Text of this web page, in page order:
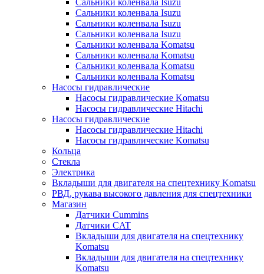
Сальники коленвала Isuzu
Сальники коленвала Isuzu
Сальники коленвала Isuzu
Сальники коленвала Isuzu
Сальники коленвала Komatsu
Сальники коленвала Komatsu
Сальники коленвала Komatsu
Сальники коленвала Komatsu
Насосы гидравлические
Насосы гидравлические Komatsu
Насосы гидравлические Hitachi
Насосы гидравлические
Насосы гидравлические Hitachi
Насосы гидравлические Komatsu
Кольца
Стекла
Электрика
Вкладыши для двигателя на спецтехнику Komatsu
РВД, рукава высокого давления для спецтехники
Магазин
Датчики Cummins
Датчики CAT
Вкладыши для двигателя на спецтехнику
Komatsu
Вкладыши для двигателя на спецтехнику
Komatsu